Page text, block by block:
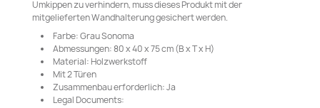
Umkippen zu verhindern, muss dieses Produkt mit der
mitgelieferten Wandhalterung gesichert werden.
Farbe: Grau Sonoma
Abmessungen: 80 x 40 x 75 cm (B x T x H)
Material: Holzwerkstoff
Mit 2 Türen
Zusammenbau erforderlich: Ja
Legal Documents: